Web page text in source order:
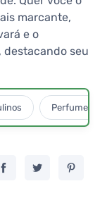
marcante,
e o
destacando seu
Perfumes